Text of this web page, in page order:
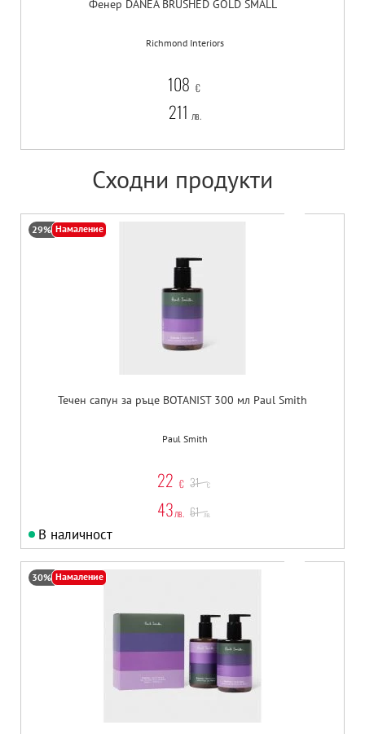
Фенер DANEA BRUSHED GOLD SMALL
Richmond Interiors
108 €
211 лв.
Сходни продукти
29% Намаление
Течен сапун за ръце BOTANIST 300 мл Paul Smith
Paul Smith
22 € 31 €
43лв. 61 лв.
В наличност
30% Намаление